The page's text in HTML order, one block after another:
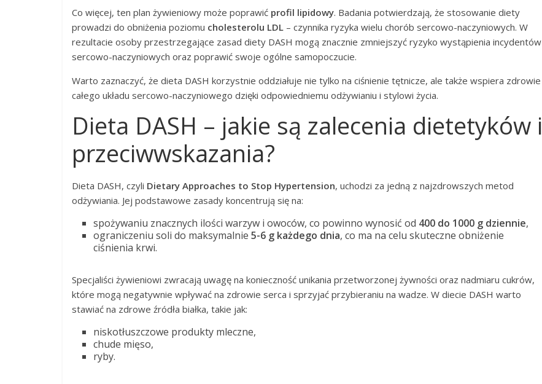
Co więcej, ten plan żywieniowy może poprawić profil lipidowy. Badania potwierdzają, że stosowanie diety
prowadzi do obniżenia poziomu cholesterolu LDL – czynnika ryzyka wielu chorób sercowo-naczyniowych. W
rezultacie osoby przestrzegające zasad diety DASH mogą znacznie zmniejszyć ryzyko wystąpienia incydentów
sercowo-naczyniowych oraz poprawić swoje ogólne samopoczucie.
Warto zaznaczyć, że dieta DASH korzystnie oddziałuje nie tylko na ciśnienie tętnicze, ale także wspiera zdrowie
całego układu sercowo-naczyniowego dzięki odpowiedniemu odżywianiu i stylowi życia.
Dieta DASH – jakie są zalecenia dietetyków i
przeciwwskazania?
Dieta DASH, czyli Dietary Approaches to Stop Hypertension, uchodzi za jedną z najzdrowszych metod
odżywiania. Jej podstawowe zasady koncentrują się na:
spożywaniu znacznych ilości warzyw i owoców, co powinno wynosić od 400 do 1000 g dziennie,
ograniczeniu soli do maksymalnie 5-6 g każdego dnia, co ma na celu skuteczne obniżenie
ciśnienia krwi.
Specjaliści żywieniowi zwracają uwagę na konieczność unikania przetworzonej żywności oraz nadmiaru cukrów,
które mogą negatywnie wpływać na zdrowie serca i sprzyjać przybieraniu na wadze. W diecie DASH warto
stawiać na zdrowe źródła białka, takie jak:
niskotłuszczowe produkty mleczne,
chude mięso,
ryby.